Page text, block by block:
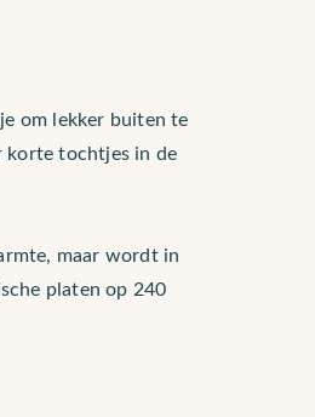
om lekker buiten te
korte tochtjes in de
maar wordt in
platen op 240